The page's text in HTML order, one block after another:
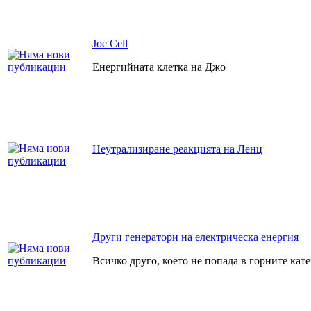
Joe Cell
Енергийната клетка на Джо
Неутрализиране реакцията на Ленц
Други генератори на електрическа енергия
Всичко друго, което не попада в горните